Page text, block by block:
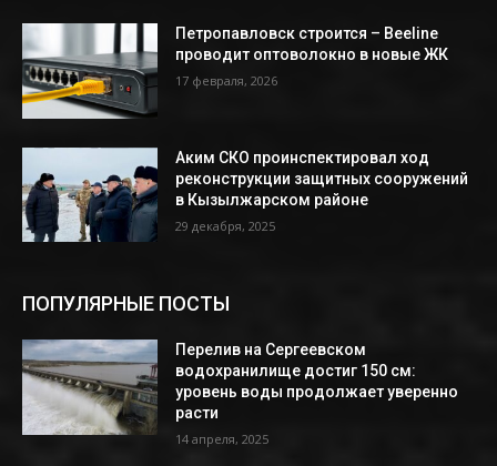
Петропавловск строится – Beeline
проводит оптоволокно в новые ЖК
17 февраля, 2026
Аким СКО проинспектировал ход
реконструкции защитных сооружений
в Кызылжарском районе
29 декабря, 2025
ПОПУЛЯРНЫЕ ПОСТЫ
Перелив на Сергеевском
водохранилище достиг 150 см:
уровень воды продолжает уверенно
расти
14 апреля, 2025